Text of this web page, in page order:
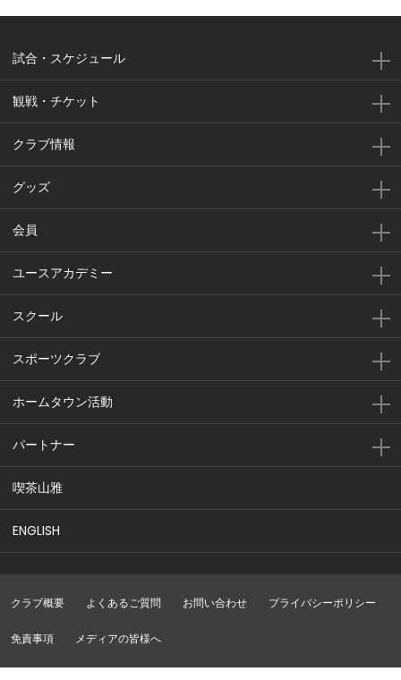
試合・スケジュール
観戦・チケット
クラブ情報
グッズ
会員
ユースアカデミー
スクール
スポーツクラブ
ホームタウン活動
パートナー
喫茶山雅
ENGLISH
クラブ概要 よくあるご質問 お問い合わせ プライバシーポリシー
免責事項 メディアの皆様へ